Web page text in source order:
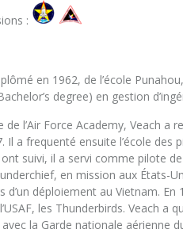
:
en 1962, de l’école
degree) en gestion
de l’Air Force Academy, Veach a
Il a frequenté ensuite l’école des
suivi, il a servi comme pilote
en mission aux États-
déploiement au Vietnam.
les Thunderbirds. Veach a
la Garde nationale aérienne